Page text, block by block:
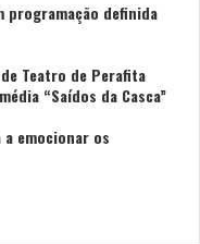
programação definida
de Teatro de Perafita
“Saídos da Casca”
a emocionar os